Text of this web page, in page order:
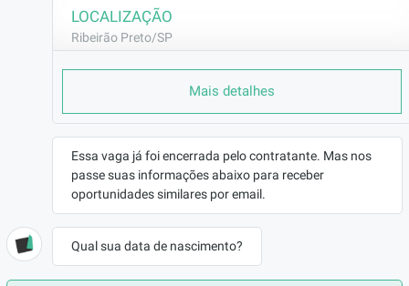
LOCALIZAÇÃO
Ribeirão Preto/SP
CONTRATO
REMUNERAÇÃO
R$2664,75
VAGA AFIRMATIVA
Não
Construção Civil
BENEFÍCIOS
Mais detalhes
Essa vaga já foi encerrada pelo contratante. Mas nos
passe suas informações abaixo para receber
oportunidades similares por email.
Qual sua data de nascimento?